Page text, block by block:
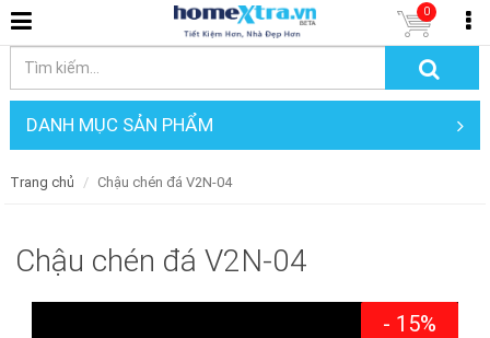
0
DANH MỤC SẢN PHẨM
Trang chủ Chậu chén đá V2N-04
Chậu chén đá V2N-04
- 15%